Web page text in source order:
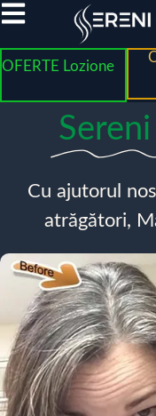
OFERTE Lozione
Sereni
Cu ajutorul
atrăgători,